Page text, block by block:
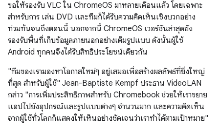
ขอให้รองรับ VLC ใน ChromeOS มาหลายเดือนแล้ว โดยเฉพาะ
สำหรับการ เล่น DVD และทีมก็ได้รับความคิดเห็นเชิงบวกอย่าง
ท่วมท้นจนถึงตอนนี้ นอกจากนี้ ChromeOS เวอร์ชันล่าสุดยัง
รองรับพื้นที่เก็บข้อมูลภายนอกอย่างเต็มรูปแบบ ดังนั้นผู้ใช้
Android ทุกคนจึงได้รับสิทธิประโยชน์เดียวกัน
"ทีมของเรามองหาโอกาสใหม่ๆ อยู่เสมอเพื่อสร้างผลลัพธ์ที่ยิ่งใหญ่
ที่สุด สำหรับผู้ใช้" Jean-Baptiste Kempf ประธาน VideoLAN
กล่าว "การเพิ่มประสิทธิภาพสำหรับ Chromebook ช่วยให้เราขยาย
แอปไปยังอุปกรณ์และรูปแบบต่างๆ จำนวนมาก และความคิดเห็น
จากผู้ใช้ทั่วโลกก็แสดงให้เห็นอย่างชัดเจนว่าเราทำได้ตามเป้าหมาย"